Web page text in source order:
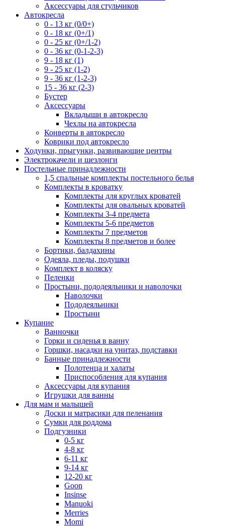
Аксессуары для стульчиков
Автокресла
0 - 13 кг (0/0+)
0 - 18 кг (0+/1)
0 - 25 кг (0+/1-2)
0 - 36 кг (0-1-2-3)
9 - 18 кг (1)
9 - 25 кг (1-2)
9 - 36 кг (1-2-3)
15 - 36 кг (2-3)
Бустер
Аксессуары
Вкладыши в автокресло
Чехлы на автокресла
Конверты в автокресло
Коврики под автокресло
Ходунки, прыгунки, развивающие центры
Электрокачели и шезлонги
Постельные принадлежности
1,5 спальные комплекты постельного белья
Комплекты в кроватку
Комплекты для круглых кроватей
Комплекты для овальных кроватей
Комплекты 3-4 предмета
Комплекты 5-6 предметов
Комплекты 7 предметов
Комплекты 8 предметов и более
Бортики, балдахины
Одеяла, пледы, подушки
Комплект в коляску
Пеленки
Простыни, пододеяльники и наволочки
Наволочки
Пододеяльники
Простыни
Купание
Ванночки
Горки и сиденья в ванну
Горшки, насадки на унитаз, подставки
Банные принадлежности
Полотенца и халаты
Приспособления для купания
Аксессуары для купания
Игрушки для ванны
Для мам и малышей
Доски и матрасики для пеленания
Сумки для роддома
Подгузники
0-5 кг
4-8 кг
6-11 кг
9-14 кг
12-20 кг
Goon
Insinse
Manuoki
Merries
Momi